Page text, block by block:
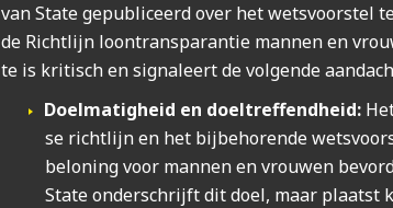
van Sta­te gepu­bli­ceerd over het wets­voor­stel
de Richt­lijn loon­trans­pa­ran­tie man­nen en
te is kri­tisch en sig­na­leert de vol­gen­de
Doel­ma­tig­heid en doel­tref­fend­heid:
se richt­lijn en het bij­be­ho­ren­de
belo­ning voor man­nen en vrou­wen
Sta­te onder­schrijft dit doel, maar plaatst